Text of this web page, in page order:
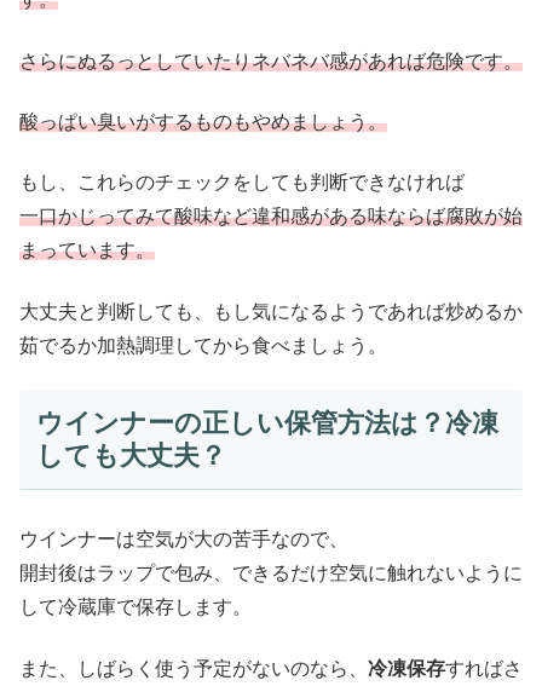
さらにぬるっとしていたりネバネバ感があれば危険です。
酸っぱい臭いがするものもやめましょう。
もし、これらのチェックをしても判断できなければ
一口かじってみて酸味など違和感がある味ならば腐敗が始
まっています。
大丈夫と判断しても、もし気になるようであれば炒めるか
茹でるか加熱調理してから食べましょう。
ウインナーの正しい保管方法は？冷凍
しても大丈夫？
ウインナーは空気が大の苦手なので、
開封後はラップで包み、できるだけ空気に触れないように
して冷蔵庫で保存します。
また、しばらく使う予定がないのなら、 冷凍保存すればさ